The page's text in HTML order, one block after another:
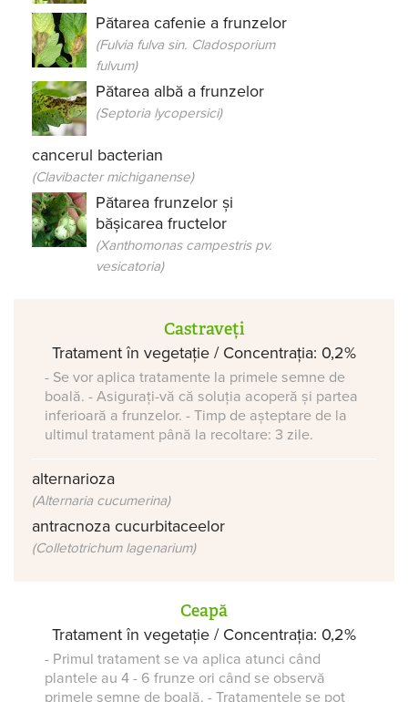
Pătarea cafenie a frunzelor
(Fulvia fulva sin. Cladosporium
fulvum)
Pătarea albă a frunzelor
(Septoria lycopersici)
cancerul bacterian
(Clavibacter michiganense)
Pătarea frunzelor și
bășicarea fructelor
(Xanthomonas campestris pv.
vesicatoria)
Castraveți
Tratament în vegetație / Concentrația: 0,2%
- Se vor aplica tratamente la primele semne de
boală. - Asigurați-vă că soluția acoperă și partea
inferioară a frunzelor. - Timp de așteptare de la
ultimul tratament până la recoltare: 3 zile.
alternarioza
(Alternaria cucumerina)
antracnoza cucurbitaceelor
(Colletotrichum lagenarium)
Ceapă
Tratament în vegetație / Concentrația: 0,2%
- Primul tratament se va aplica atunci când
plantele au 4 - 6 frunze ori când se observă
primele semne de boală. - Tratamentele se pot